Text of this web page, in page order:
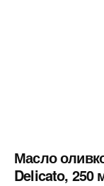
Масло
Delicato, 250